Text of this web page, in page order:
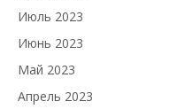
Июль 2023
Июнь 2023
Май 2023
Апрель 2023